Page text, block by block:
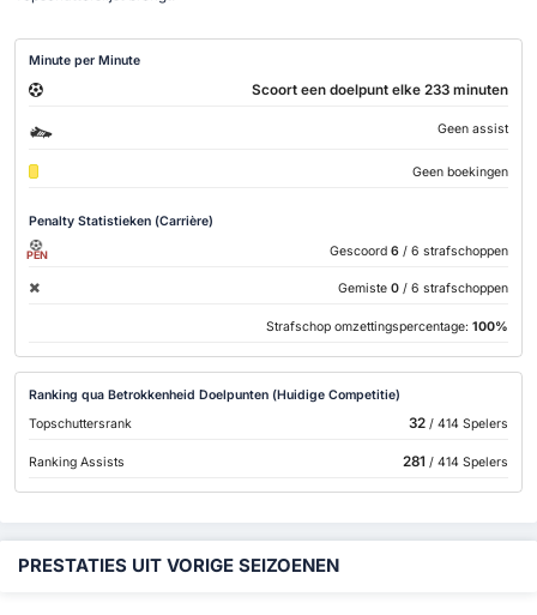
Minute per Minute
Scoort een doelpunt elke 233 minuten
Geen assist
Geen boekingen
Penalty Statistieken (Carrière)
PEN Gescoord 6 / 6 strafschoppen
Gemiste 0 / 6 strafschoppen
Strafschop omzettingspercentage: 100%
Ranking qua Betrokkenheid Doelpunten (Huidige Competitie)
Topschuttersrank
32/ 414 Spelers
Ranking Assists 281 / 414 Spelers
PRESTATIES UIT VORIGE SEIZOENEN